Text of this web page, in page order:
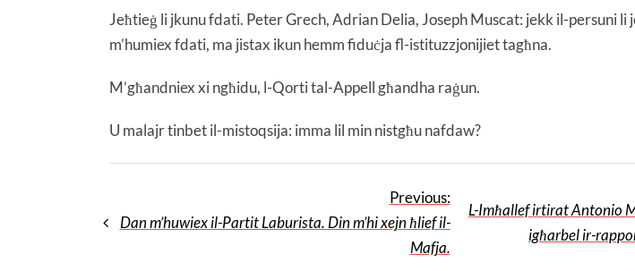
Jeħtieġ li jkunu fdati. Peter Grech, Adrian Delia, Joseph Muscat: jekk il-persuni
m’humiex fdati, ma jistax ikun hemm fiduċja fl-istituzzjonijiet tagħna.
M’għandniex xi ngħidu, l-Qorti tal-Appell għandha raġun.
U malajr tinbet il-mistoqsija: imma lil min nistgħu nafdaw?
Previous:
Dan m’huwiex il-Partit Laburista. Din m’hi xejn ħlief il-
Mafja.
L-Imħallef irtirat Antonio
igħarbel ir-